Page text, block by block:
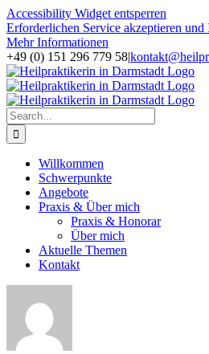
Accessibility Widget entsperren
Erforderlichen Service akzeptieren und
Mehr Informationen
Skip
to
content
+49 (0) 151 296 779 58|
Facebook
Instagram
Search
for:
Willkommen
Schwerpunkte
Angebote
Praxis & Über mich
Praxis & Honorar
Über mich
Aktuelle Themen
Kontakt